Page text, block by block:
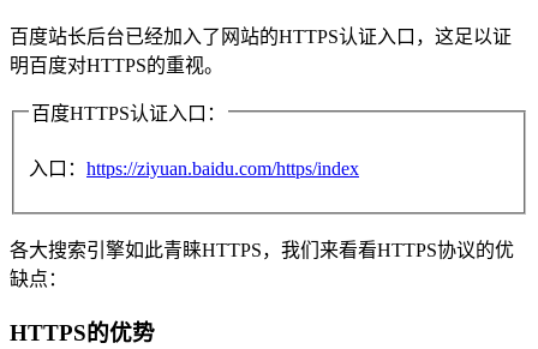
百度站长后台已经加入了网站的HTTPS认证入口，这足以证
明百度对HTTPS的重视。
百度HTTPS认证入口：
入口： https://ziyuan.baidu.com/https/index
各大搜索引擎如此青睐HTTPS，我们来看看HTTPS协议的优
缺点：
HTTPS的优势